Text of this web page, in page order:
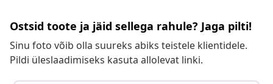
Ostsid toote ja jäid sellega rahule? Jaga pilti!
Sinu foto võib olla suureks abiks teistele klientidele.
Pildi üleslaadimiseks kasuta allolevat linki.